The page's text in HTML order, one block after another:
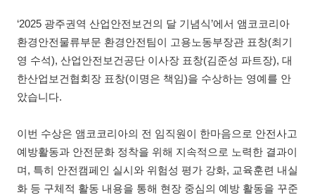
‘2025 광주권역 산업안전보건의 달 기념식’에서 앰코코리아
환경안전물류부문 환경안전팀이 고용노동부장관 표창(최기
영 수석), 산업안전보건공단 이사장 표창(김준성 파트장), 대
한산업보건협회장 표창(이명은 책임)을 수상하는 영예를 안
았습니다.
이번 수상은 앰코코리아의 전 임직원이 한마음으로 안전사고
예방활동과 안전문화 정착을 위해 지속적으로 노력한 결과이
며, 특히 안전캠페인 실시와 위험성 평가 강화, 교육훈련 내실
화 등 구체적 활동 내용을 통해 현장 중심의 예방 활동을 꾸준